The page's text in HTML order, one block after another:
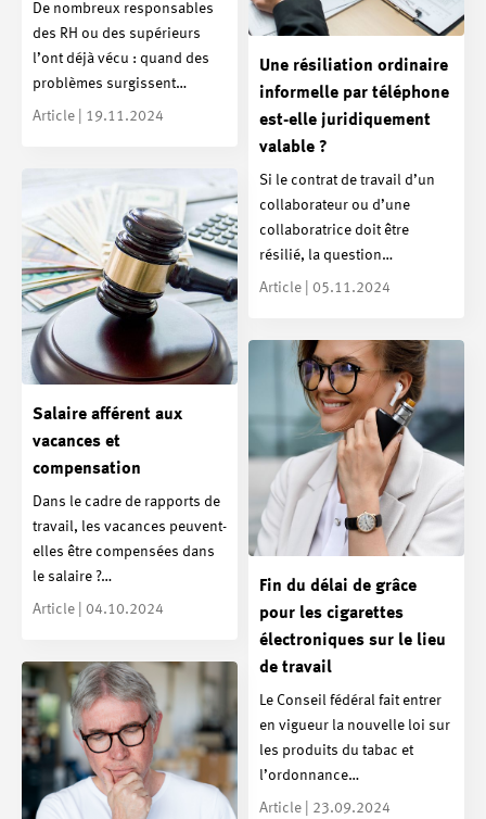
De nombreux responsables
des RH ou des supérieurs
l’ont déjà vécu : quand des
problèmes surgissent…
Article | 19.11.2024
Une résiliation ordinaire
informelle par téléphone
est-elle juridiquement
valable ?
Si le contrat de travail d’un
collaborateur ou d’une
collaboratrice doit être
résilié, la question…
Article | 05.11.2024
Salaire afférent aux
vacances et
compensation
Dans le cadre de rapports de
travail, les vacances peuvent-
elles être compensées dans
le salaire ?…
Article | 04.10.2024
Fin du délai de grâce
pour les cigarettes
électroniques sur le lieu
de travail
Le Conseil fédéral fait entrer
en vigueur la nouvelle loi sur
les produits du tabac et
l’ordonnance…
Article | 23.09.2024